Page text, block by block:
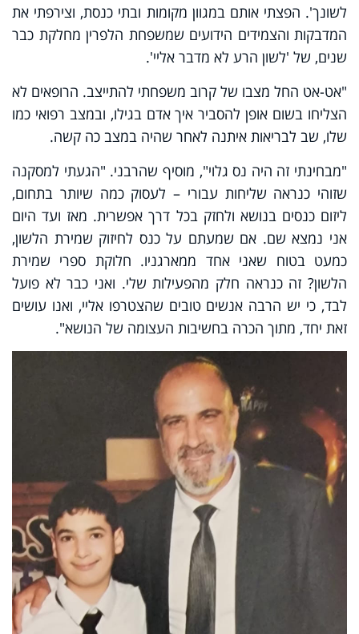
לשונך'. הפצתי אותם במגוון מקומות ובתי כנסת, וצירפתי את
המדבקות והצמידים הידועים שמשפחת הלפרין מחלקת כבר
שנים, של 'לשון הרע לא מדבר אליי'.
"אט-אט החל מצבו של קרוב משפחתי להתייצב. הרופאים לא
הצליחו בשום אופן להסביר איך אדם בגילו, ובמצב רפואי כמו
שלו, שב לבריאות איתנה לאחר שהיה במצב כה קשה.
"מבחינתי זה היה נס גלוי", מוסיף שהרבני. "הגעתי למסקנה
שזוהי כנראה שליחות עבורי – לעסוק כמה שיותר בתחום,
ליזום כנסים בנושא ולחזק בכל דרך אפשרית. מאז ועד היום
אני נמצא שם. אם שמעתם על כנס לחיזוק שמירת הלשון,
כמעט בטוח שאני אחד ממארגניו. חלוקת ספרי שמירת
הלשון? זה כנראה חלק מהפעילות שלי. ואני כבר לא פועל
לבד, כי יש הרבה אנשים טובים שהצטרפו אליי, ואנו עושים
זאת יחד, מתוך הכרה בחשיבות העצומה של הנושא".